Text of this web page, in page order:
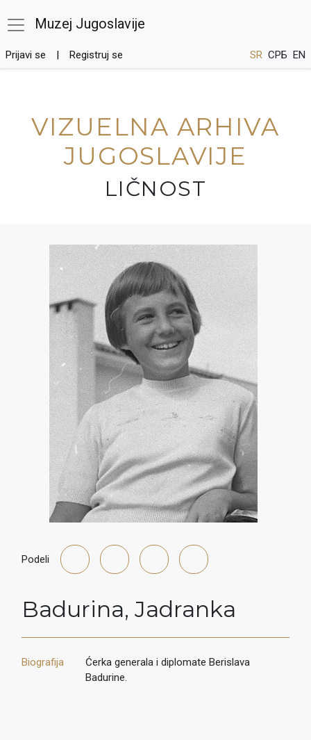
Muzej Jugoslavije
Prijavi se Registruj se SR СРБ EN
VIZUELNA ARHIVA
JUGOSLAVIJE
LIČNOST
Podeli
Badurina, Jadranka
Biografija
Ćerka generala i diplomate Berislava
Badurine.